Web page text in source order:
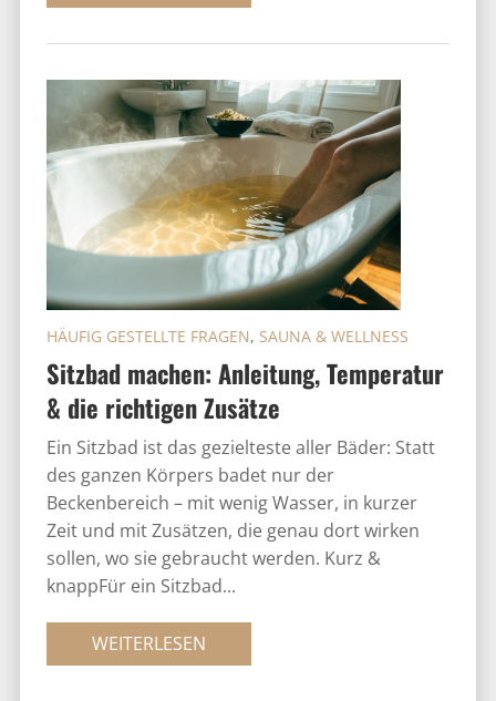
Sitzbad machen: Anleitung, Temperatur
& die richtigen Zusätze
HÄUFIG GESTELLTE FRAGEN, SAUNA & WELLNESS
Ein Sitzbad ist das gezielteste aller Bäder: Statt
des ganzen Körpers badet nur der
Beckenbereich – mit wenig Wasser, in kurzer
Zeit und mit Zusätzen, die genau dort wirken
sollen, wo sie gebraucht werden. Kurz &
knappFür ein Sitzbad...
WEITERLESEN